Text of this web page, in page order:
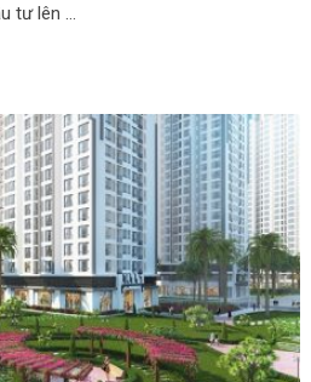
tư lên …